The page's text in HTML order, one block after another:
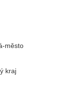
město
kraj